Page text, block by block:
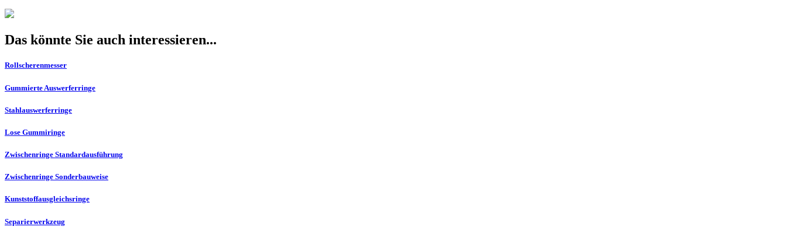
Das könnte Sie auch interessieren...
Rollscherenmesser
Gummierte Auswerferringe
Stahlauswerferringe
Lose Gummiringe
Zwischenringe Standardausführung
Zwischenringe Sonderbauweise
Kunststoffausgleichsringe
Separierwerkzeug